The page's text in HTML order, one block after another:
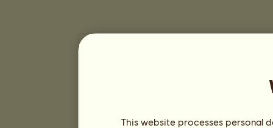
This website processes personal